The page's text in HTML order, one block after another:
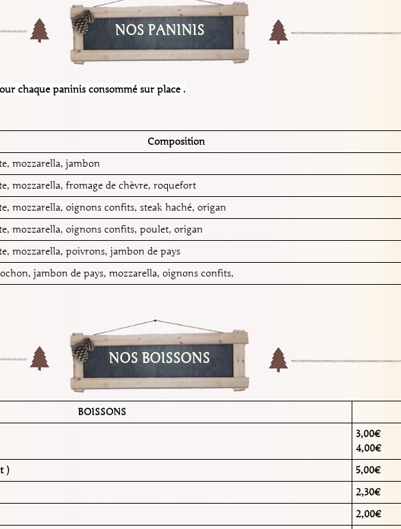
NOS PANINIS
chaque paninis consommé sur place .
Composition
mozzarella, jambon
mozzarella, fromage de chèvre, roquefort
mozzarella, oignons confits, steak haché, origan
mozzarella, oignons confits, poulet, origan
mozzarella, poivrons, jambon de pays
jambon de pays, mozzarella, oignons confits,
NOS BOISSONS
BOISSONS
3,00€
4,00€
)
5,00€
2,30€
2,00€